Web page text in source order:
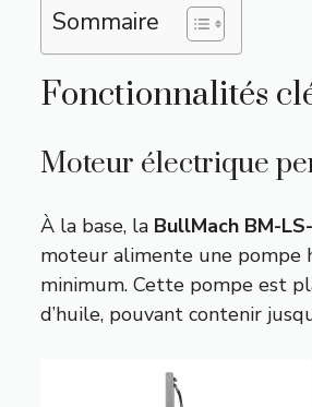
Sommaire
Fonctionnalités
Moteur électrique
À la base, la BullMach BM-
moteur alimente une pompe
minimum. Cette pompe est
d’huile, pouvant contenir